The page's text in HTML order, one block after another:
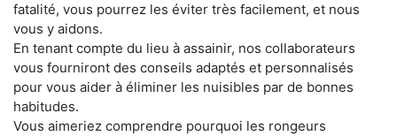
fatalité, vous pourrez les éviter très facilement, et nous
vous y aidons.
En tenant compte du lieu à assainir, nos collaborateurs
vous fourniront des conseils adaptés et personnalisés
pour vous aider à éliminer les nuisibles par de bonnes
habitudes.
Vous aimeriez comprendre pourquoi les rongeurs